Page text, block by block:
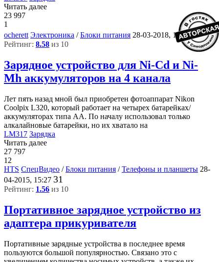
Читать далее
23 997
1
ocherett Электроника /Блоки питания 28-03-2018, 17:07 8
Рейтинг: 8.58 из 10
Зарядное устройство для Ni-Cd и Ni-
Mh аккумуляторов на 4 канала
Лет пять назад мной был приобретен фотоаппарат Nikon
Coolpix L320, который работает на четырех батарейках/
аккумуляторах типа АА. По началу использовал только
алкалайновые батарейки, но их хватало на
LM317 Зарядка
Читать далее
27 797
12
HTS СпецВидео /Блоки питания /Телефоны и планшеты 28-
04-2015, 15:27 31
Рейтинг: 1.56 из 10
Портативное зарядное устройство из
адаптера прикуривателя
Портативные зарядные устройства в последнее время
пользуются большой популярностью. Связано это с